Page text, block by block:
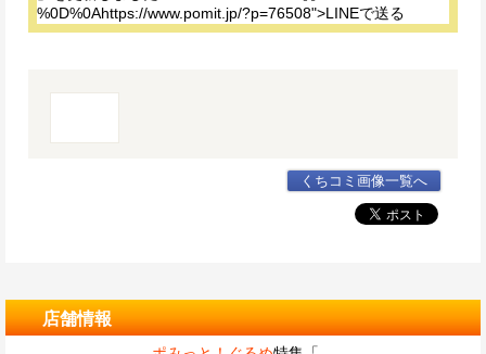
%0D%0Ahttps://www.pomit.jp/?p=76508">LINEで送る
くちコミ画像一覧へ
店舗情報